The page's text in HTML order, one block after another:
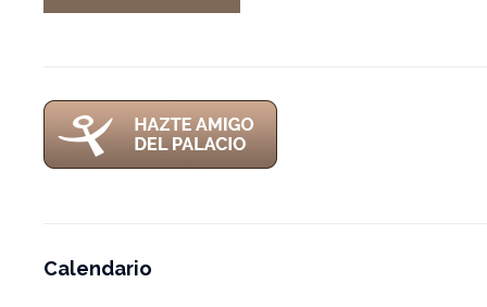
Calendario